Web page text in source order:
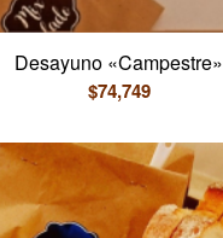
Desayuno «Campestre»
$74,749